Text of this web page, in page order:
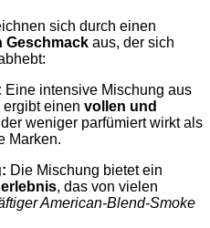
sich durch einen
Geschmack aus, der sich
Eine intensive Mischung aus
einen vollen und
der weniger parfümiert wirkt als
Marken.
Die Mischung bietet ein
, das von vielen
American‑Blend‑Smoke